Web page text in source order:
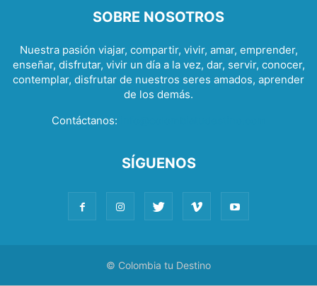
SOBRE NOSOTROS
Nuestra pasión viajar, compartir, vivir, amar, emprender,
enseñar, disfrutar, vivir un día a la vez, dar, servir, conocer,
contemplar, disfrutar de nuestros seres amados, aprender
de los demás.
Contáctanos:
SÍGUENOS
© Colombia tu Destino